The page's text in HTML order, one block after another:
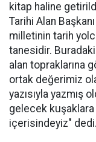
kitap haline
Tarihi Alan
milletinin tarih
tanesidir.
alan topraklarına
ortak değerimiz
yazısıyla yazmış
gelecek kuşaklara
içerisindeyiz" dedi.